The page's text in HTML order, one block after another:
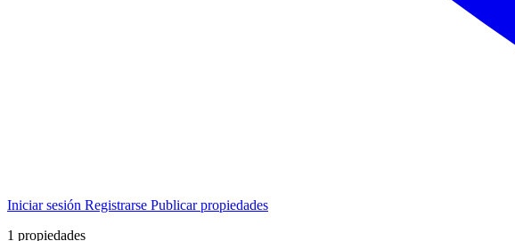
Iniciar sesión Registrarse Publicar propiedades
1 propiedades